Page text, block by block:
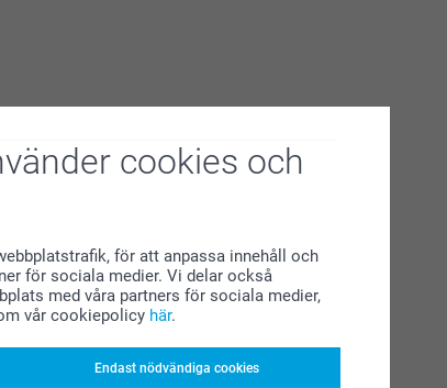
cookies och
för att anpassa innehåll och
för sociala medier. Vi delar också
med våra partners för sociala medier,
vår cookiepolicy här.
Endast nödvändiga cookies
på din katt!
bort din katt och dig själv? Upptäck roliga
med din katt som motiv. Dekorera hemmet med
en Kudde med foto med bild på er båda?